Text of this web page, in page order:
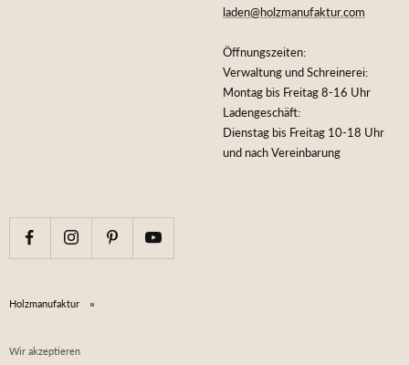
laden@holzmanufaktur.com
Öffnungszeiten:
Verwaltung und Schreinerei:
Montag bis Freitag 8-16 Uhr
Ladengeschäft:
Dienstag bis Freitag 10-18 Uhr
und nach Vereinbarung
Holzmanufaktur
Wir akzeptieren